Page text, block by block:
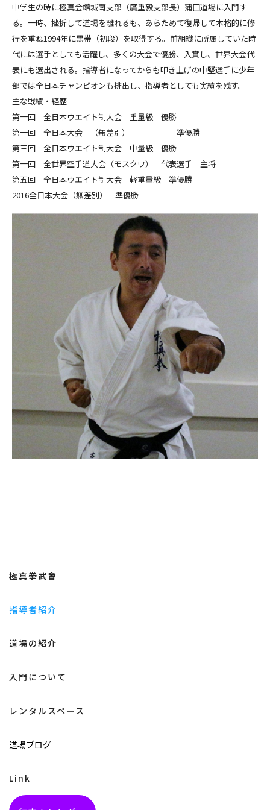
中学生の時に極真会館城南支部（廣重毅支部長）蒲田道場に入門す
る。一時、挫折して道場を離れるも、あらためて復帰して本格的に修
行を重ね1994年に黒帯（初段）を取得する。前組織に所属していた時
代には選手としても活躍し、多くの大会で優勝、入賞し、世界大会代
表にも選出される。指導者になってからも叩き上げの中堅選手に少年
部では全日本チャンピオンも排出し、指導者としても実績を残す。
主な戦績・経歴
第一回 全日本ウエイト制大会 重量級 優勝
第一回 全日本大会 （無差別） 準優勝
第三回 全日本ウエイト制大会 中量級 優勝
第一回 全世界空手道大会（モスクワ） 代表選手 主将
第五回 全日本ウエイト制大会 軽重量級 準優勝
2016全日本大会（無差別） 準優勝
極真拳武會
指導者紹介
道場の紹介
入門について
レンタルスペース
道場ブログ
Link